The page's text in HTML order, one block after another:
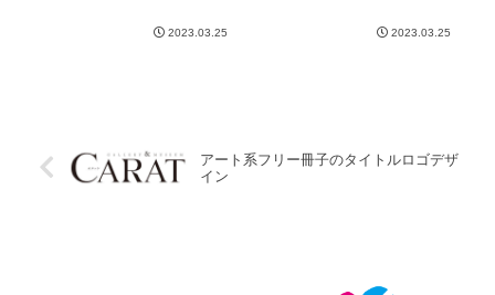
2023.03.25 2023.03.25
アート系フリー冊子のタイトルロゴデザ
イン